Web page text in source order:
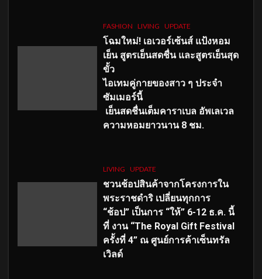
FASHION LIVING UPDATE
โฉมใหม่! เอเวอร์เซ้นส์ แป้งหอม
เย็น สูตรเย็นสดชื่น และสูตรเย็นสุด
ขั้ว
ไอเทมคู่กายของสาว ๆ ประจำ
ซัมเมอร์นี้
เย็นสดชื่นเต็มคาราเบล อัพเลเวล
ความหอมยาวนาน 8 ชม.
LIVING UPDATE
ชวนช้อปสินค้าจากโครงการใน
พระราชดำริ เปลี่ยนทุกการ
“ช้อป” เป็นการ “ให้” 6-12 ธ.ค. นี้
ที่ งาน “The Royal Gift Festival
ครั้งที่ 4” ณ ศูนย์การค้าเซ็นทรัล
เวิลด์